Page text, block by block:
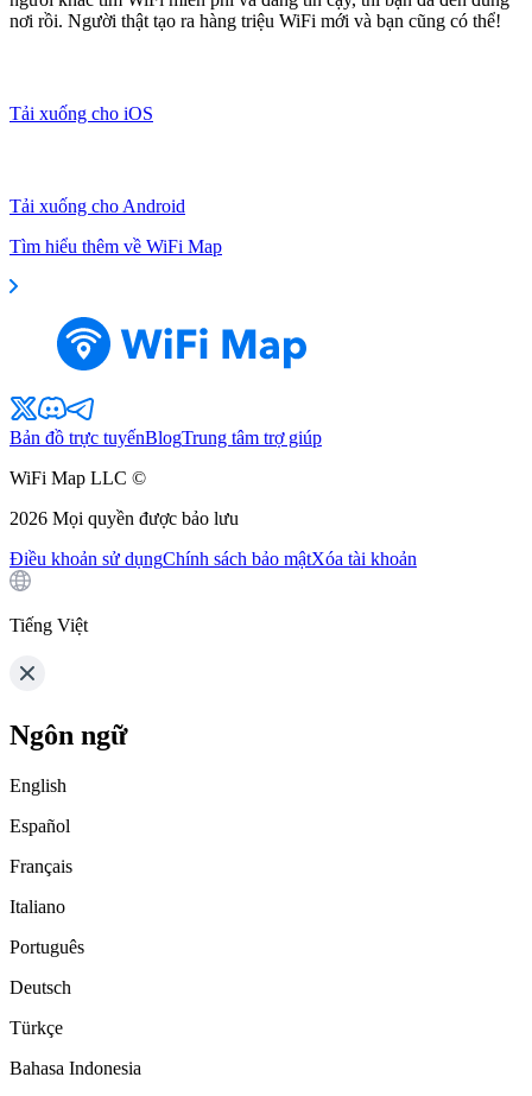
nơi rồi. Người thật tạo ra hàng triệu WiFi mới và bạn cũng có thể!
Tải xuống cho iOS
Tải xuống cho Android
Tìm hiểu thêm về WiFi Map
Bản đồ trực tuyếnBlogTrung tâm trợ giúp
WiFi Map LLC ©
2026 Mọi quyền được bảo lưu
Điều khoản sử dụngChính sách bảo mậtXóa tài khoản
Tiếng Việt
Ngôn ngữ
English
Español
Français
Italiano
Português
Deutsch
Türkçe
Bahasa Indonesia